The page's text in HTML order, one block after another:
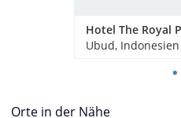
Ubud, Indonesien
Orte in der Nähe